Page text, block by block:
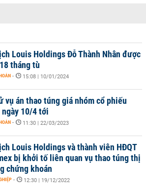
Louis Holdings Đỗ Thành Nhân được
tháng tù
- 15:08 | 10/01/2024
vụ án thao túng giá nhóm cổ phiếu
ngày 10/4 tới
- 11:30 | 22/03/2023
Louis Holdings và thành viên HĐQT
bị khởi tố liên quan vụ thao túng thị
chứng khoán
- 12:30 | 19/12/2022